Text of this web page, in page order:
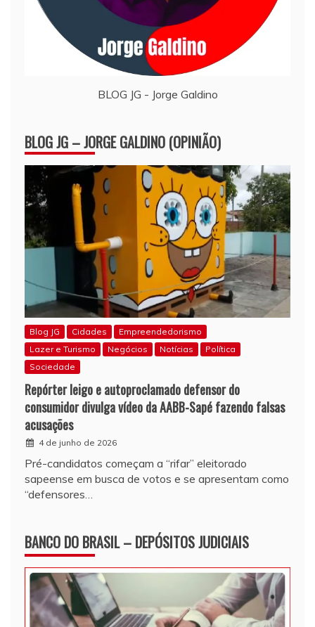
BLOG JG - Jorge Galdino
BLOG JG – JORGE GALDINO (OPINIÃO)
Blog JG Cidades
Empreendedorismo
Lazer e Turismo
Negócios Notícias
Política
Sociedade
Repórter leigo e autoproclamado defensor do
consumidor divulga vídeo da AABB-Sapé fazendo falsas
acusações
4 de junho de 2026
Pré-candidatos começam a “rifar” eleitorado
sapeense em busca de votos e se apresentam como
“defensores…
BANCO DO BRASIL – DEPÓSITOS JUDICIAIS